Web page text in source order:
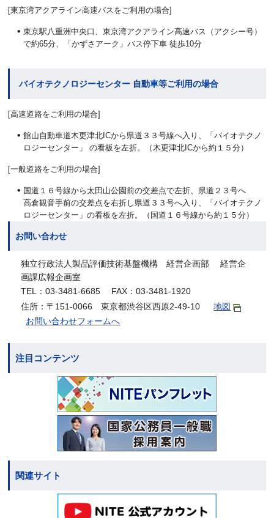
[東京湾アクアライン高速バスをご利用の場合]
東京駅八重洲中央口、東京湾アクアライン高速バス（アクシー号）
で約65分、「かずさアーク」バス停下車 徒歩10分
バイオテクノロジーセンター 自動車等ご利用の場合
[高速道路をご利用の場合]
館山自動車道木更津北ICから県道３３号線へ入り、「バイオテクノ
ロジーセンター」 の看板を左折。（木更津北ICから約１５分）
[一般道路をご利用の場合]
国道１６号線から太田山公園前の交差点で左折、県道２３号へ
高倉観音手前の交差点を右折し県道３３号へ入り、「バイオテクノ
ロジーセンター」の看板を左折。（国道１６号線から約１５分）
お問い合わせ
独立行政法人製品評価技術基盤機構 経営企画部 経営企
画課広報企画室
TEL：03-3481-6685 FAX：03-3481-1920
住所：〒151-0066 東京都渋谷区西原2-49-10
地図
お問い合わせフォームへ
注目コンテンツ
関連サイト